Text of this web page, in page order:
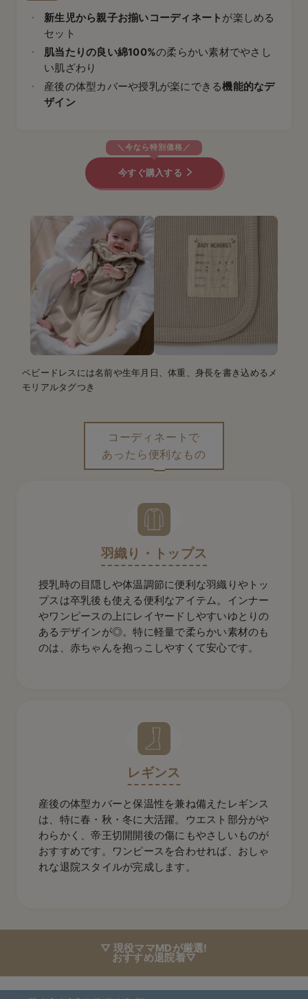
新生児から親子お揃いコーディネート が楽しめる
セット
肌当たりの良い綿100%の柔らかい素材でやさし
い肌ざわり
産後の体型カバーや授乳が楽にできる機能的なデ
ザイン
今すぐ購入する
ベビードレスには名前や生年月日、体重、身長を書き込めるメ
モリアルタグつき
コーディネートで
あったら便利なもの
羽織り・トップス
授乳時の目隠しや体温調節に便利な羽織りやトッ
プスは卒乳後も使える便利なアイテム。インナー
やワンピースの上にレイヤードしやすいゆとりの
あるデザインが◎。特に軽量で柔らかい素材のも
のは、赤ちゃんを抱っこしやすくて安心です。
レギンス
産後の体型カバーと保温性を兼ね備えたレギンス
は、特に春・秋・冬に大活躍。ウエスト部分がや
わらかく、帝王切開開後の傷にもやさしいものが
おすすめです。ワンピースを合わせれば、おしゃ
れな退院スタイルが完成します。
▽ 現役ママMDが厳選!
おすすめ退院着▽